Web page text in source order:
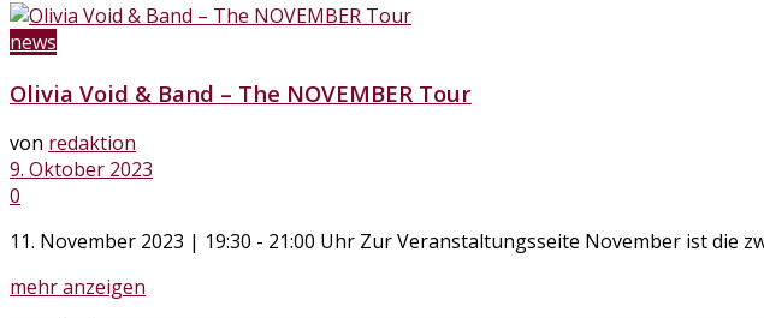
news
Olivia Void & Band – The NOVEMBER Tour
von redaktion
9. Oktober 2023
0
11. November 2023 | 19:30 - 21:00 Uhr Zur Veranstaltungsseite November ist die
mehr anzeigen